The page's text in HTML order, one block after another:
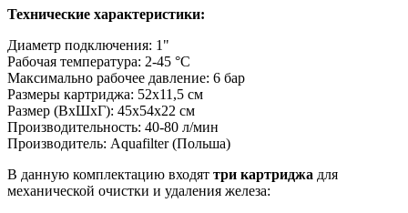
Технические характеристики:
Диаметр подключения: 1"
Рабочая температура: 2-45 °C
Максимально рабочее давление: 6 бар
Размеры картриджа: 52х11,5 см
Размер (ВхШхГ): 45х54х22 см
Производительность: 40-80 л/мин
Производитель: Aquafilter (Польша)
В данную комплектацию входят три картриджа для
механической очистки и удаления железа: